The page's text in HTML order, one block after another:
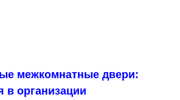
межкомнатные двери:
в организации